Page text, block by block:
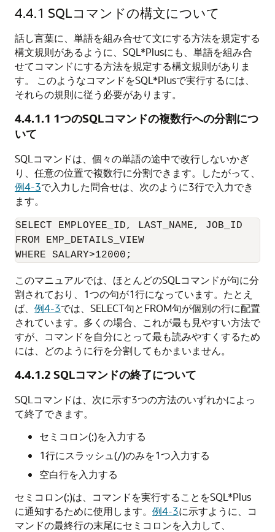
4.4.1 SQLコマンドの構文について
話し言葉に、単語を組み合せて文にする方法を規定する
構文規則があるように、SQL*Plusにも、単語を組み合
せてコマンドにする方法を規定する構文規則がありま
す。
このようなコマンドをSQL*Plusで実行するには、
それらの規則に従う必要があります。
4.4.1.1 1つのSQLコマンドの複数行への分割につ
いて
SQLコマンドは、個々の単語の途中で改行しないかぎ
り、任意の位置で複数行に分割できます。したがって、
例4-3で入力した問合せは、次のように3行で入力でき
ます。
SELECT EMPLOYEE_ID, LAST_NAME, JOB_ID
FROM EMP_DETAILS_VIEW
WHERE SALARY>12000;
このマニュアルでは、ほとんどのSQLコマンドが句に分
割されており、1つの句が1行になっています。たとえ
ば、 例4-3では、SELECT句とFROM句が個別の行に配置
されています。多くの場合、これが最も見やすい方法で
すが、コマンドを自分にとって最も読みやすくするため
には、どのように行を分割してもかまいません。
4.4.1.2 SQLコマンドの終了について
SQLコマンドは、次に示す3つの方法のいずれかによっ
て終了できます。
セミコロン(;)を入力する
1行にスラッシュ(/)のみを1つ入力する
空白行を入力する
セミコロン(;)は、コマンドを実行することをSQL*Plus
に通知するために使用します。 例4-3に示すように、コ
マンドの最終行の末尾にセミコロンを入力して、